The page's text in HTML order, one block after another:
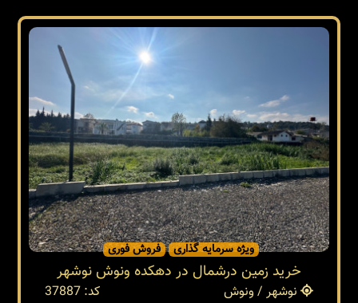
ویژه سرمایه گذاری فروش فوری
خرید زمین درشمال در دهکده ونوش نوشهر
نوشهر / ونوش
کد: 37887